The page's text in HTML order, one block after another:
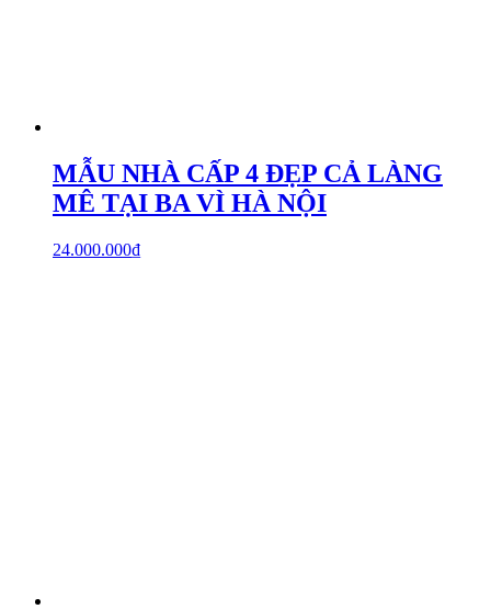
MẪU NHÀ CẤP 4 ĐẸP CẢ LÀNG
MÊ TẠI BA VÌ HÀ NỘI
24.000.000₫